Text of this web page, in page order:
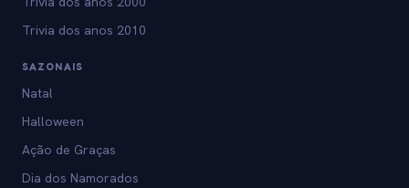
Trivia dos anos 2010
SAZONAIS
Natal
Halloween
Ação de Graças
Dia dos Namorados